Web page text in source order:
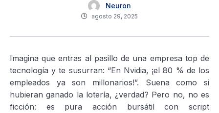
Neuron
agosto 29, 2025
Imagina que entras al pasillo de una empresa top de
tecnología y te susurran: “En Nvidia, ¡el 80 % de los
empleados ya son millonarios!”. Suena como si
hubieran ganado la lotería, ¿verdad? Pero no, no es
ficción: es pura acción bursátil con script